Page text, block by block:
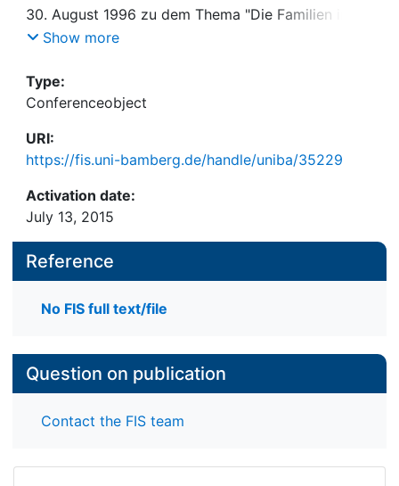
30. August 1996 zu dem Thema "Die Familien im
Spannungsfeld zu den Evangelischen Räten"
Show more
Type:
Conferenceobject
URI:
https://fis.uni-bamberg.de/handle/uniba/35229
Activation date:
July 13, 2015
Reference
No FIS full text/file
Question on publication
Contact the FIS team